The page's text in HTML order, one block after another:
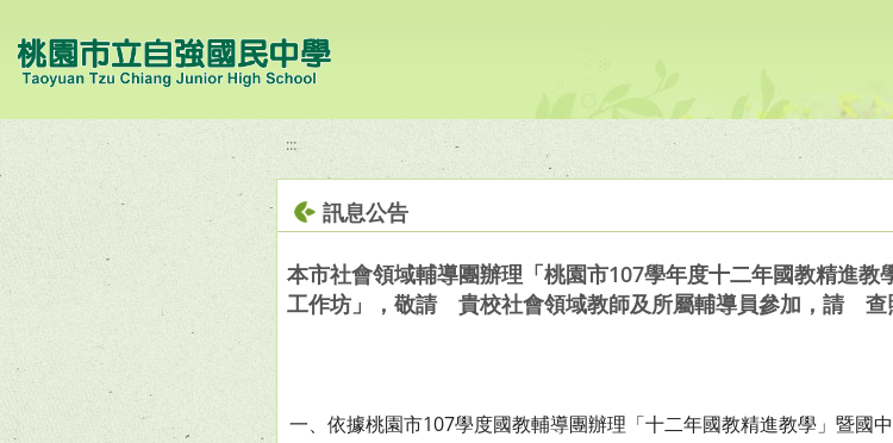
:::
訊息公告
本市社會領域輔導團辦理「桃園市107學年度十二年國教精進
工作坊」，敬請 貴校社會領域教師及所屬輔導員參加，請 查
一、依據桃園市107學度國教輔導團辦理「十二年國教精進教學」暨國